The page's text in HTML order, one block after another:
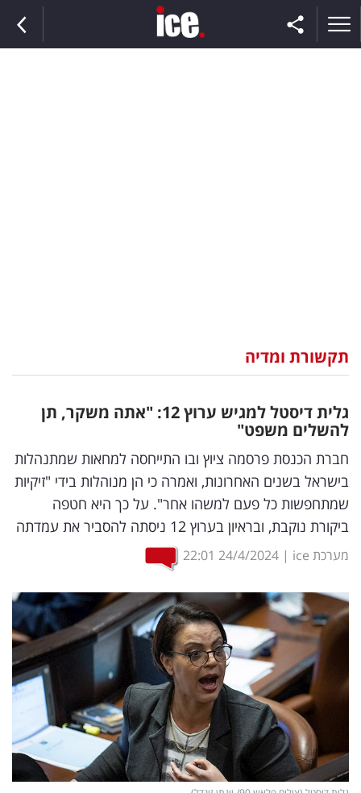
וצרכנות
דיגיטל
וטק
שיווק
ופרסום
משפט
מדדים
ומחקרים
דעות
רכילות
עסקית
קריפטו
תקשורת ומדיה
גלית דיסטל למגיש ערוץ 12: "אתה משקר, תן
להשלים משפט"
חברת הכנסת פרסמה ציוץ ובו התייחסה למחאות שמתנהלות
בישראל בשנים האחרונות, ואמרה כי הן מנוהלות בידי "זיקיות
שמתחפשות כל פעם למשהו אחר". על כך היא חטפה
ביקורת נוקבת, ובראיון בערוץ 12 ניסתה להסביר את עמדתה
מערכת ice |
24/4/2024
22:01